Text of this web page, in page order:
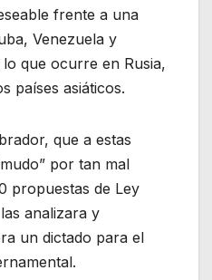
frente a una
Venezuela y
que ocurre en Rusia,
países asiáticos.
que a estas
por tan mal
propuestas de Ley
analizara y
un dictado para el